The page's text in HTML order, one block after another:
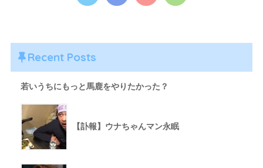
Recent Posts
若いうちにもっと馬鹿をやりたかった？
【訃報】ウナちゃんマン永眠